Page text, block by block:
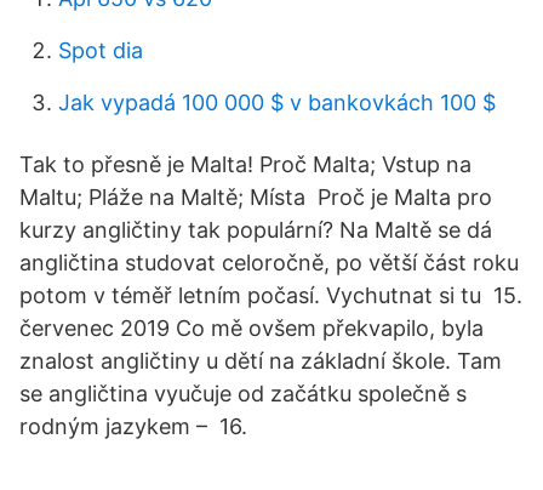
Spot dia
Jak vypadá 100 000 $ v bankovkách 100 $
Tak to přesně je Malta! Proč Malta; Vstup na
Maltu; Pláže na Maltě; Místa Proč je Malta pro
kurzy angličtiny tak populární? Na Maltě se dá
angličtina studovat celoročně, po větší část roku
potom v téměř letním počasí. Vychutnat si tu 15.
červenec 2019 Co mě ovšem překvapilo, byla
znalost angličtiny u dětí na základní škole. Tam
se angličtina vyučuje od začátku společně s
rodným jazykem – 16.